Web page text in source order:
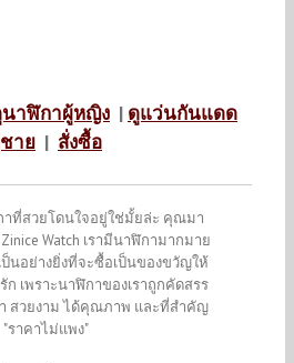
าฬิกาผู้หญิง | ดูแว่นกันแดด
าย | สั่งซื้อ
ที่สวยโดนใจอยู่ใช่มั้ยล่ะ คุณมา
Watch เรามีนาฬิกามากมาย
นอย่างยิ่งที่จะซื้อเป็นของขวัญให้
เพราะนาฬิกาของเราถูกคัดสรร
สวยงาม ได้คุณภาพ และที่สำคัญ
"ราคาไม่แพง"